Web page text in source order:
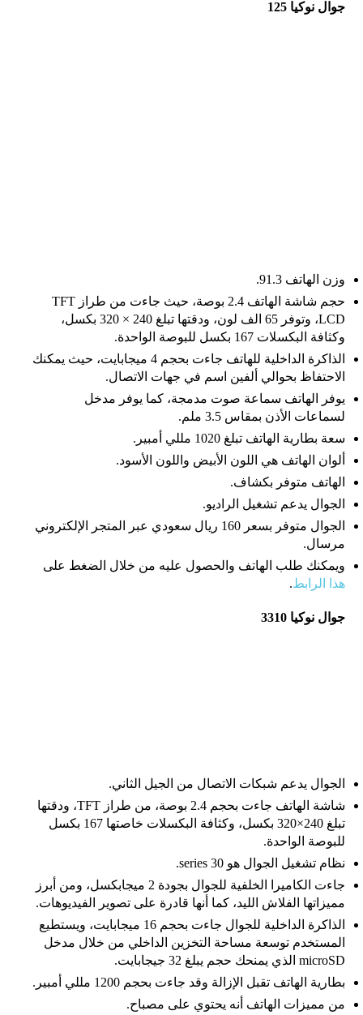
جوال نوكيا 125
وزن الهاتف 91.3.
حجم شاشة الهاتف 2.4 بوصة، حيث جاءت من طراز TFT
LCD، وتوفر 65 الف لون، ودقتها تبلغ 240 × 320 بكسل،
وكثافة البكسلات 167 بكسل للبوصة الواحدة.
الذاكرة الداخلية للهاتف جاءت بحجم 4 ميجابايت، حيث يمكنك
الاحتفاظ بحوالي ألفين اسم في جهات الاتصال.
يوفر الهاتف سماعة صوت مدمجة، كما يوفر مدخل
لسماعات الأذن بمقاس 3.5 ملم.
سعة بطارية الهاتف تبلغ 1020 مللي أمبير.
ألوان الهاتف هي اللون الأبيض واللون الأسود.
الهاتف متوفر بكشاف.
الجوال يدعم تشغيل الراديو.
الجوال متوفر بسعر 160 ريال سعودي عبر المتجر الإلكتروني
مرسال.
ويمكنك طلب الهاتف والحصول عليه من خلال الضغط على
هذا الرابط.
جوال نوكيا 3310
الجوال يدعم شبكات الاتصال من الجيل الثاني.
شاشة الهاتف جاءت بحجم 2.4 بوصة، من طراز TFT، ودقتها
تبلغ 240×320 بكسل، وكثافة البكسلات خاصتها 167 بكسل
للبوصة الواحدة.
نظام تشغيل الجوال هو series 30.
جاءت الكاميرا الخلفية للجوال بجودة 2 ميجابكسل، ومن أبرز
مميزاتها الفلاش الليد، كما أنها قادرة على تصوير الفيديوهات.
الذاكرة الداخلية للجوال جاءت بحجم 16 ميجابايت، ويستطيع
المستخدم توسعة مساحة التخزين الداخلي من خلال مدخل
microSD الذي يمنحك حجم يبلغ 32 جيجابايت.
بطارية الهاتف تقبل الإزالة وقد جاءت بحجم 1200 مللي أمبير.
من مميزات الهاتف أنه يحتوي على مصباح.